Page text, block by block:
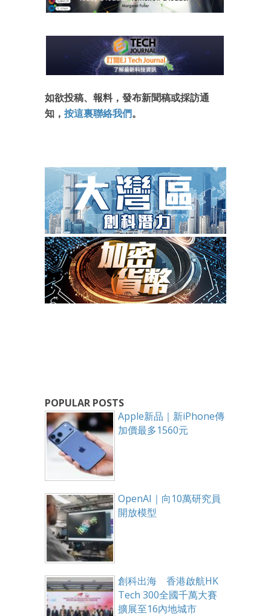
如欲投稿、報料，發布新聞稿或採訪通
知， 按這裏聯絡我們。
POPULAR POSTS
Apple新品｜新iPhone傳
加價最多1560元
OpenAI｜向10萬研究員
開放模型
創科出海 香港啟航HK
Tech 300全國千萬大賽
擴展至16內地城市